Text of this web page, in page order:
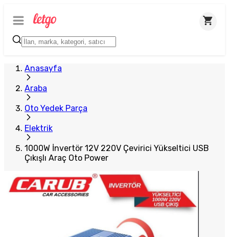
Anasayfa
Araba
Oto Yedek Parça
Elektrik
1000W İnvertör 12V 220V Çevirici Yükseltici USB
Çıkışlı Araç Oto Power
Plus Satıcı